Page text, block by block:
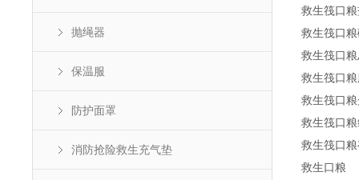
抛绳器
保温服
防护面罩
消防抢险救生充气垫
救生筏口
救生筏口
救生筏口
救生筏口
救生筏口
救生筏口
救生筏口
救生口粮